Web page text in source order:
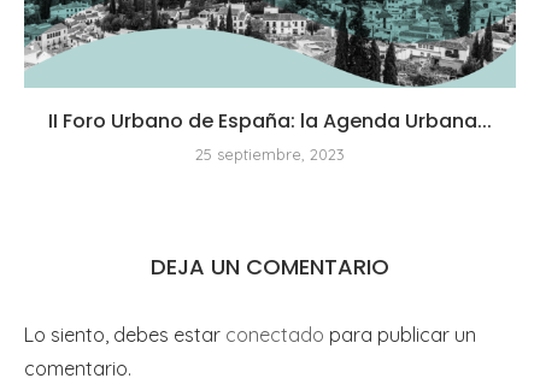
II Foro Urbano de España: la Agenda Urbana...
25 septiembre, 2023
DEJA UN COMENTARIO
Lo siento, debes estar conectado para publicar un
comentario.